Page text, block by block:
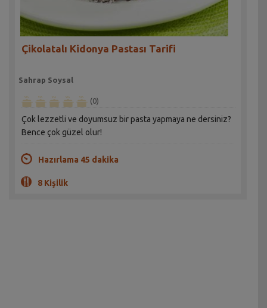
Çikolatalı Kidonya Pastası Tarifi
Sahrap Soysal
(0)
Çok lezzetli ve doyumsuz bir pasta yapmaya ne dersiniz?
Bence çok güzel olur!
Hazırlama 45 dakika
8 Kişilik